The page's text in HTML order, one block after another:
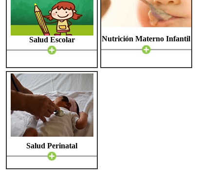
Salud Escolar Nutrición Materno Infantil
Salud Perinatal